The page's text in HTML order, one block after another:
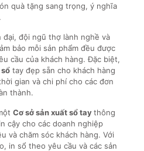
quà tặng sang trọng, ý nghĩa
đội ngũ thợ lành nghề và
bảo mỗi sản phẩm đều được
cầu của khách hàng. Đặc biệt,
tay đẹp sẵn cho khách hàng
gian và chi phí cho các đơn
thành.
Cơ sở sản xuất sổ taythông
cậy cho các doanh nghiệp
và chăm sóc khách hàng. Với
in sổ theo yêu cầu và các sản